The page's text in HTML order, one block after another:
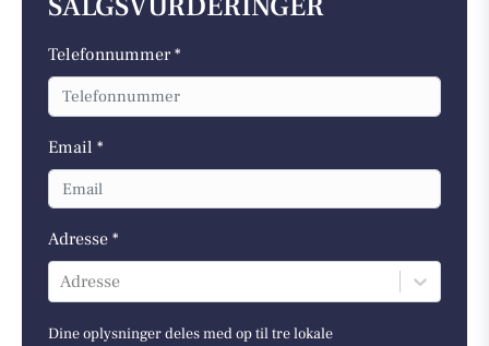
SALGSVURDERINGER
Telefonnummer *
Email *
Adresse *
Adresse
Dine oplysninger deles med op til tre lokale